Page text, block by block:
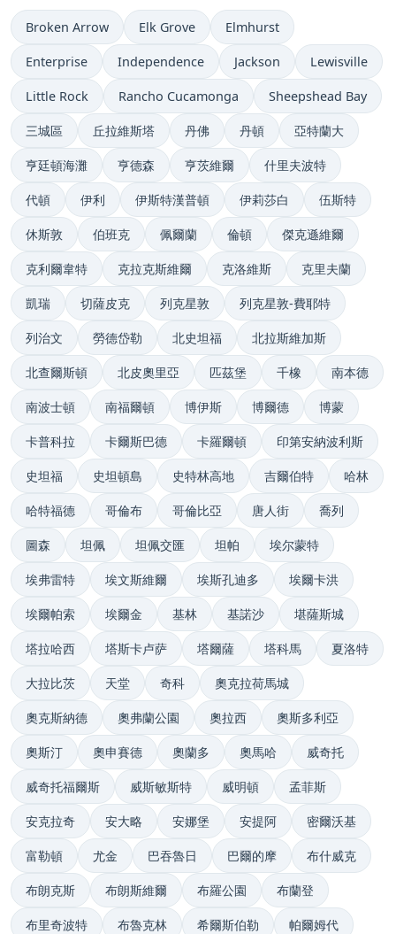
Broken Arrow Elk Grove Elmhurst
Enterprise Independence Jackson Lewisville
Little Rock Rancho Cucamonga Sheepshead Bay
三城區 丘拉維斯塔 丹佛 丹頓 亞特蘭大
亨廷頓海灘 亨德森 亨茨維爾 什里夫波特
代頓 伊利 伊斯特漢普頓 伊莉莎白 伍斯特
休斯敦 伯班克 佩爾蘭 倫頓 傑克遜維爾
克利爾韋特 克拉克斯維爾 克洛維斯 克里夫蘭
凱瑞 切薩皮克 列克星敦 列克星敦-費耶特
列治文 勞德岱勒 北史坦福 北拉斯維加斯
北查爾斯頓 北皮奧里亞 匹茲堡 千橡 南本德
南波士頓 南福爾頓 博伊斯 博爾德 博蒙
卡普科拉 卡爾斯巴德 卡羅爾頓 印第安納波利斯
史坦福 史坦頓島 史特林高地 吉爾伯特 哈林
哈特福德 哥倫布 哥倫比亞 唐人街 喬列
圖森 坦佩 坦佩交匯 坦帕 埃尔蒙特
埃弗雷特 埃文斯維爾 埃斯孔迪多 埃爾卡洪
埃爾帕索 埃爾金 基林 基諾沙 堪薩斯城
塔拉哈西 塔斯卡卢萨 塔爾薩 塔科馬 夏洛特
大拉比茨 天堂 奇科 奧克拉荷馬城
奧克斯納德 奧弗蘭公園 奧拉西 奧斯多利亞
奧斯汀 奧申賽德 奧蘭多 奧馬哈 威奇托
威奇托福爾斯 威斯敏斯特 威明頓 孟菲斯
安克拉奇 安大略 安娜堡 安提阿 密爾沃基
富勒頓 尤金 巴吞魯日 巴爾的摩 布什威克
布朗克斯 布朗斯維爾 布羅公園 布蘭登
布里奇波特 布魯克林 希爾斯伯勒 帕爾姆代